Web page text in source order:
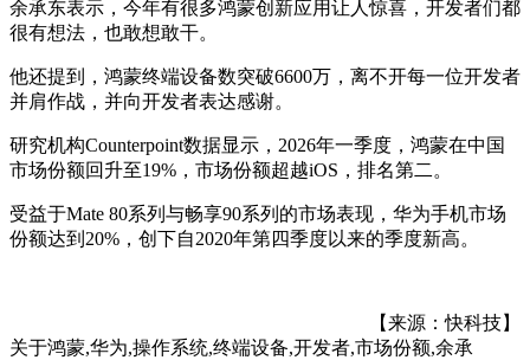
余承东表示，今年有很多鸿蒙创新应用让人惊喜，开发者们都
很有想法，也敢想敢干。
他还提到，鸿蒙终端设备数突破6600万，离不开每一位开发者
并肩作战，并向开发者表达感谢。
研究机构Counterpoint数据显示，2026年一季度，鸿蒙在中国
市场份额回升至19%，市场份额超越iOS，排名第二。
受益于Mate 80系列与畅享90系列的市场表现，华为手机市场
份额达到20%，创下自2020年第四季度以来的季度新高。
【来源：快科技】
关于鸿蒙,华为,操作系统,终端设备,开发者,市场份额,余承